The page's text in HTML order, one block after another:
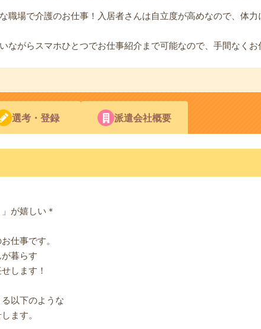
職場で介護のお仕事！入居者さんは自立度が高めなので、体
ながらスマホひとつでお仕事紹介まで可能なので、手間なくお
選考・登録 派遣会社概要
が嬉しい＊
仕事です。
暮らす
します！
以下のような
ます。